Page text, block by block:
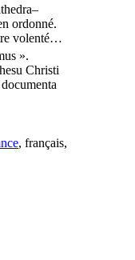
ordonné.
volenté…
».
Christi
, français,